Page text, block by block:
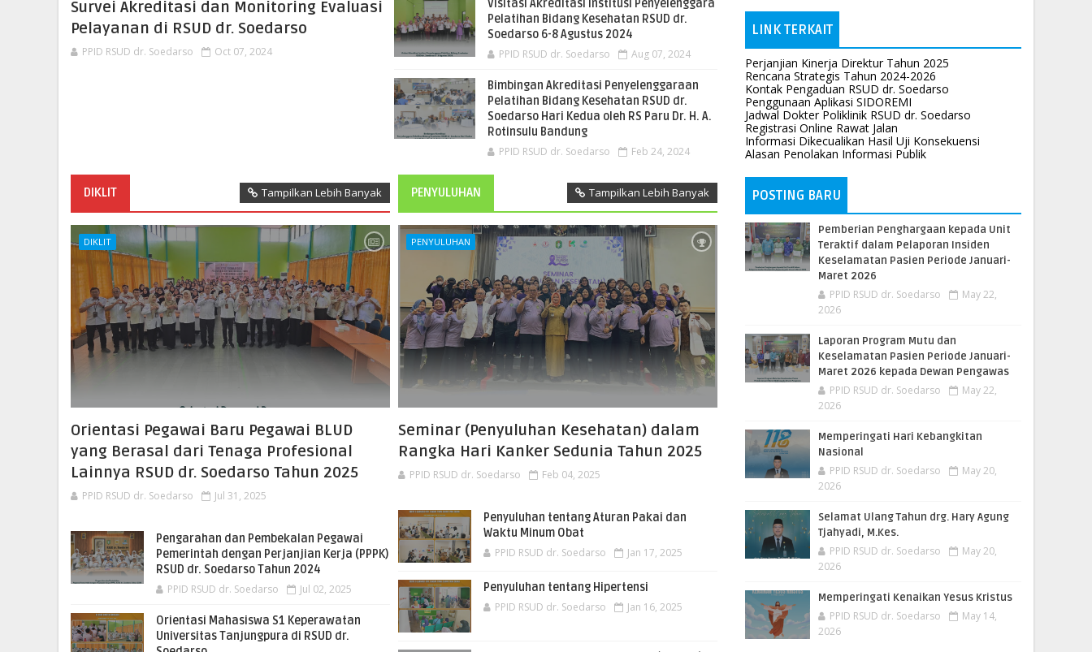
Survei Akreditasi dan Monitoring Evaluasi
Pelayanan di RSUD dr. Soedarso
PPID RSUD dr. Soedarso Oct 07, 2024
Visitasi Akreditasi Institusi Penyelenggara
Pelatihan Bidang Kesehatan RSUD dr.
Soedarso 6-8 Agustus 2024
PPID RSUD dr. Soedarso
Aug 07, 2024
Bimbingan Akreditasi Penyelenggaraan
Pelatihan Bidang Kesehatan RSUD dr.
Soedarso Hari Kedua oleh RS Paru Dr. H. A.
Rotinsulu Bandung
PPID RSUD dr. Soedarso
Feb 24, 2024
DIKLIT Tampilkan Lebih Banyak
DIKLIT
Orientasi Pegawai Baru Pegawai BLUD
yang Berasal dari Tenaga Profesional
Lainnya RSUD dr. Soedarso Tahun 2025
PPID RSUD dr. Soedarso Jul 31, 2025
Pengarahan dan Pembekalan Pegawai
Pemerintah dengan Perjanjian Kerja (PPPK)
RSUD dr. Soedarso Tahun 2024
PPID RSUD dr. Soedarso
Jul 02, 2025
Orientasi Mahasiswa S1 Keperawatan
Universitas Tanjungpura di RSUD dr.
PENYULUHAN Tampilkan Lebih Banyak
PENYULUHAN
Seminar (Penyuluhan Kesehatan) dalam
Rangka Hari Kanker Sedunia Tahun 2025
PPID RSUD dr. Soedarso Feb 04, 2025
Penyuluhan tentang Aturan Pakai dan
Waktu Minum Obat
PPID RSUD dr. Soedarso
Jan 17, 2025
Penyuluhan tentang Hipertensi
PPID RSUD dr. Soedarso
Jan 16, 2025
LINK TERKAIT
Perjanjian Kinerja Direktur Tahun 2025
Rencana Strategis Tahun 2024-2026
Kontak Pengaduan RSUD dr. Soedarso
Penggunaan Aplikasi SIDOREMI
Jadwal Dokter Poliklinik RSUD dr. Soedarso
Registrasi Online Rawat Jalan
Informasi Dikecualikan Hasil Uji Konsekuensi
Alasan Penolakan Informasi Publik
POSTING BARU
Pemberian Penghargaan kepada Unit
Teraktif dalam Pelaporan Insiden
Keselamatan Pasien Periode Januari-
Maret 2026
PPID RSUD dr. Soedarso
May 22,
2026
Laporan Program Mutu dan
Keselamatan Pasien Periode Januari-
Maret 2026 kepada Dewan Pengawas
PPID RSUD dr. Soedarso
May 22,
2026
Memperingati Hari Kebangkitan
Nasional
PPID RSUD dr. Soedarso
May 20,
2026
Selamat Ulang Tahun drg. Hary Agung
Tjahyadi, M.Kes.
PPID RSUD dr. Soedarso
May 20,
2026
Memperingati Kenaikan Yesus Kristus
PPID RSUD dr. Soedarso
May 14,
2026